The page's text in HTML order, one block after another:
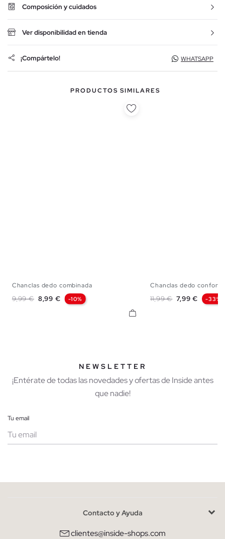
Composición y cuidados
Ver disponibilidad en tienda
¡Compártelo! WHATSAPP
PRODUCTOS SIMILARES
Chanclas dedo combinada
Precio base
9,99 € Precio
8,99 € -10%
Chanclas dedo confort
Precio base
11,99 € Precio
7,99 € -33%
NEWSLETTER
¡Entérate de todas las novedades y ofertas de Inside antes
que nadie!
Tu email
He leído y entiendo lapolítica de privacidad
Contacto y Ayuda
clientes@inside-shops.com